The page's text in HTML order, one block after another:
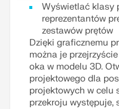
Wyświetlać klasy
reprezentantów
zestawów prętów
Dzięki graficznemu
można je
oka w modelu 3D.
projektowego dla
projektowych w celu
przekroju występuje,